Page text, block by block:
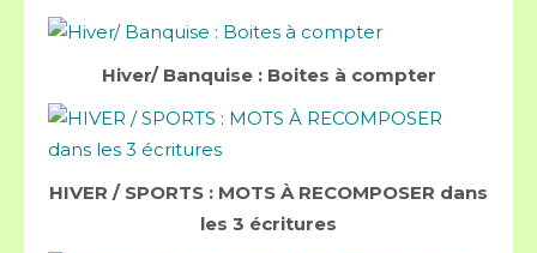
Hiver/ Banquise : Boites à compter
HIVER / SPORTS : MOTS À RECOMPOSER dans
les 3 écritures